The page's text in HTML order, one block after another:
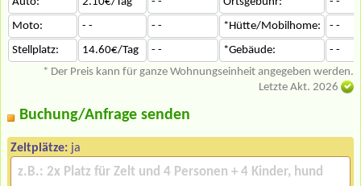
Moto:
- - - - *Hütte/Mobilhome:
- -
Stellplatz:
14.60€/Tag - - *Gebäude:
- -
* Der Preis kann für ganze Wohnungseinheit angegeben werden.
Letzte Akt. 2026
Buchung/Anfrage senden
Zeltplätze: ja